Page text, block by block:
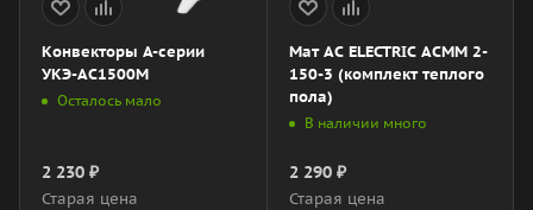
Конвекторы А-серии
УКЭ-AС1500М
Осталось мало
2 230 ₽
Старая цена
Мат AC ELECTRIC ACMM 2-
150-3 (комплект теплого
пола)
В наличии много
2 290₽
Старая цена